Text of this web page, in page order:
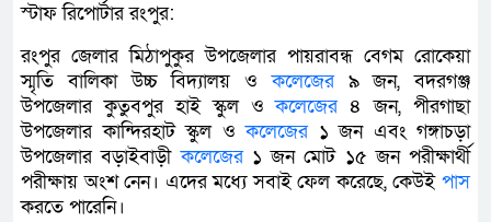
স্টাফ রিপোর্টার রংপুর:
রংপুর জেলার মিঠাপুকুর উপজেলার পায়রাবন্ধ বেগম রোকেয়া
স্মৃতি বালিকা উচ্চ বিদ্যালয় ওকলেজের৯ জন, বদরগঞ্জ
উপজেলার কুতুবপুর হাই স্কুল ওকলেজের৪ জন, পীরগাছা
উপজেলার কান্দিরহাট স্কুল ওকলেজের১ জন এবং গঙ্গাচড়া
উপজেলার বড়াইবাড়ীকলেজের১ জন মোট ১৫ জন পরীক্ষার্থী
পরীক্ষায় অংশ নেন। এদের মধ্যে সবাই ফেল করেছে, কেউই পাস
করতে পারেনি।